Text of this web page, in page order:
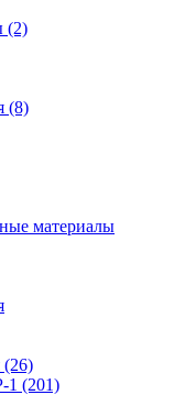
(2)
(8)
материалы
(26)
1 (201)